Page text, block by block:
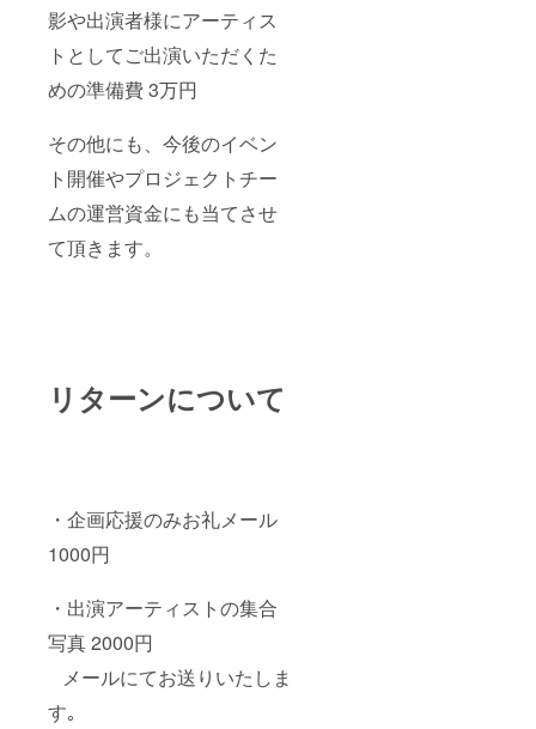
影や出演者様にアーティス
トとしてご出演いただくた
めの準備費 3万円
その他にも、今後のイベン
ト開催やプロジェクトチー
ムの運営資金にも当てさせ
て頂きます。
リターンについて
・企画応援のみお礼メール
1000円
・出演アーティストの集合
写真 2000円
メールにてお送りいたしま
す｡